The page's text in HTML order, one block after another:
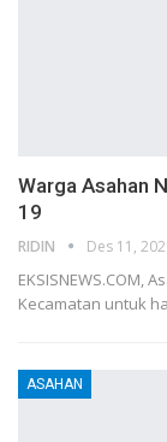
Warga Asahan
19
RIDIN Des 11,
EKSISNEWS.COM,
Kecamatan untuk
ASAHAN